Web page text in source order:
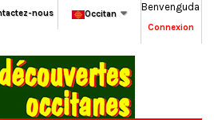
Benvenguda
Connexion
Occitan
nous